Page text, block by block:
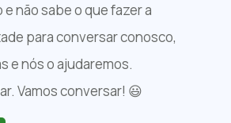
não sabe o que fazer a
para conversar conosco,
e nós o ajudaremos.
Vamos conversar! 😃